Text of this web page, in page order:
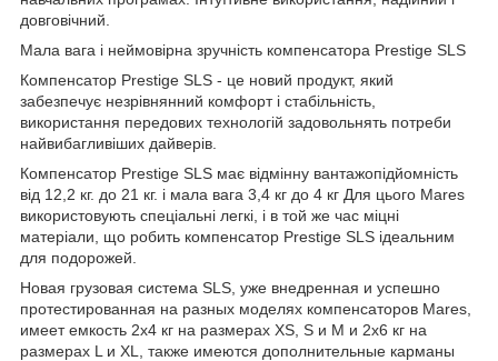
довговічний.
Мала вага і неймовірна зручність компенсатора Prestige SLS
Компенсатор Prestige SLS - це новий продукт, який
забезпечує незрівнянний комфорт і стабільність,
використання передових технологій задовольнять потреби
найвибагливіших дайверів.
Компенсатор Prestige SLS має відмінну вантажопідйомність
від 12,2 кг. до 21 кг. і мала вага 3,4 кг до 4 кг Для цього Mares
використовують спеціальні легкі, і в той же час міцні
матеріали, що робить компенсатор Prestige SLS ідеальним
для подорожей.
Новая грузовая система SLS, уже внедренная и успешно
протестированная на разных моделях компенсаторов Mares,
имеет емкость 2х4 кг на размерах XS, S и M и 2х6 кг на
размерах L и XL, также имеются дополнительные карманы